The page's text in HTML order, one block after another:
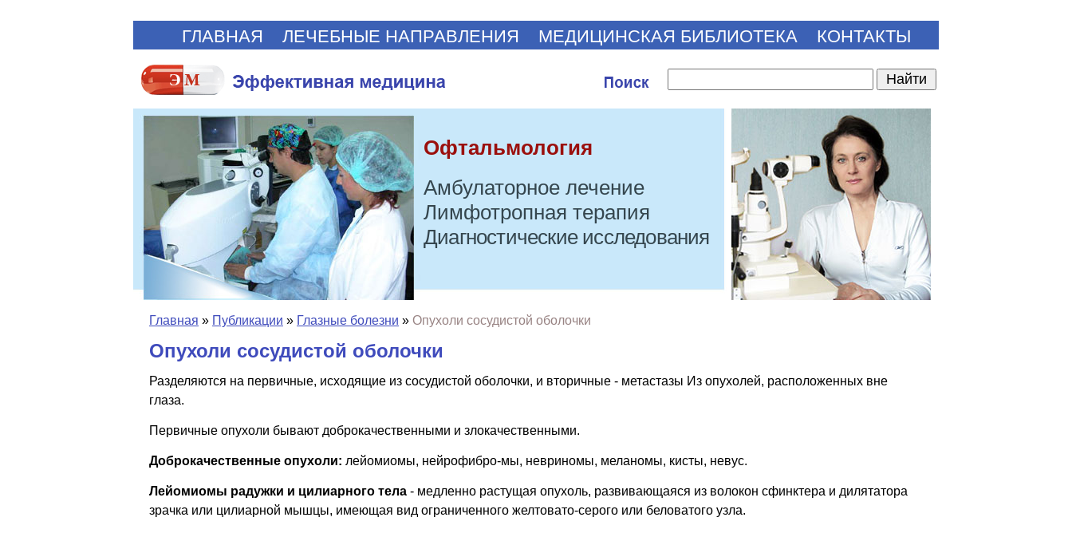
ГЛАВНАЯ ЛЕЧЕБНЫЕ НАПРАВЛЕНИЯ МЕДИЦИНСКАЯ БИБЛИОТЕКА КОНТАКТЫ
Офтальмология
Амбулаторное лечение
Лимфотропная терапия
Диагностические исследования
Главная » Публикации » Глазные болезни » Опухоли сосудистой оболочки
Опухоли сосудистой оболочки
Разделяются на первичные, исходящие из сосудистой оболочки, и вторичные - метастазы Из опухолей, расположенных вне
глаза.
Первичные опухоли бывают доброкачественными и злокачественными.
Доброкачественные опухоли: лейомиомы, нейрофибро-мы, невриномы, меланомы, кисты, невус.
Лейомиомы радужки и цилиарного тела - медленно растущая опухоль, развивающаяся из волокон сфинктера и дилятатора
зрачка или цилиарной мышцы, имеющая вид ограниченного желтовато-серого или беловатого узла.